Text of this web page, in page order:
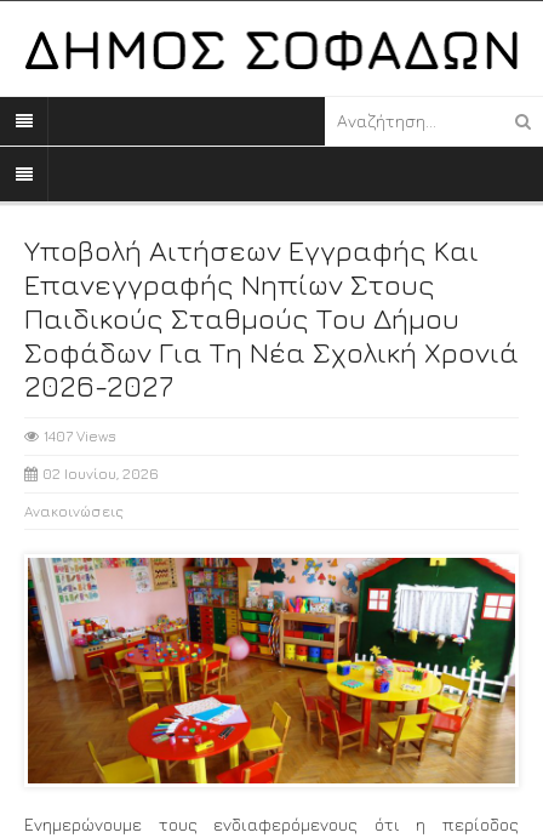
Υποβολή Αιτήσεων Εγγραφής Και
Επανεγγραφής Νηπίων Στους
Παιδικούς Σταθμούς Του Δήμου
Σοφάδων Για Τη Νέα Σχολική Χρονιά
2026-2027
1407 Views
02 Ιουνίου, 2026
Ανακοινώσεις
Ενημερώνουμε τους ενδιαφερόμενους ότι η περίοδος